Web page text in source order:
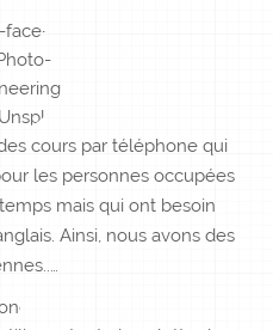
cours par téléphone qui
les personnes occupées
mais qui ont besoin
Ainsi, nous avons des